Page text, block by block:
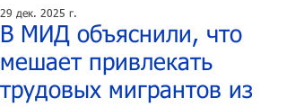
В МИД объяснили, что
мешает привлекать
трудовых мигрантов из
29 дек. 2025 г.